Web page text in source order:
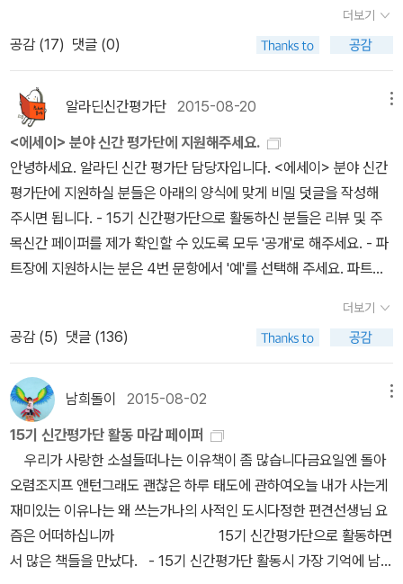
넣어 창조적인 작가로 살기를 바랐던 저자가 보낸 시간 속 세월은 부
침(浮沈)의 인생에 걸맞은 경험이 변주한 음식의 나눔으로 <<밥도
는 소리를 아끼며 지내는 시간이 늘어난 세상살이에 밥을 나누는 일
은 상대와 소통하는 시간이다. 결핍으로 이어지던 시대 썩어가는 생
물을 응용하여 만든 음식으로 이웃들과 나누어 먹던 감자떡의 추억은
그 시대를 함께 지냈던 이들과 이야기 나누며 건네고 싶은 명물이다.
생명적 유기체는 누구든 태어남과 동시에 죽음으로 향하는 여정에
놓여 있음은 부인할 수가 없다. 한두 달이 멀다하고 접하는 부음(訃
音) 중에서도 젊은 생명이 제 빛을 발하기도 전에 세상과 결별하였다
는 소식은 헛헛함에 휩싸이게 한다. 스물 셋에 간암으로 세상을 떠난
정도로 오열하고 있어 비통함은 배가 되었다. 다양한 죽음을 목도하
면서 슬픔에 젖을 때마다 불가항력적인 죽음을 어떻게 받아들이며 살
아가야할지 고민한다. 순연한 흐름으로 죽음을 수용하며 남은 자들을
배려하는 넉넉한 사랑은 전하지 못하더라도 불평을 늘어놓기보다는
푸념을 거두고 현실을 받아들이는 일부터 실천하며 지낸다. 동생
이 태어난 지 오래지 않아 아버지는 서른 중반에 서둘러 이승을 뜨고
말았다. 무엇이 그리 급하였던지 가을걷이를 끝내고 동네 어귀의 다
리에 짐을 부리고 앉아 막걸리 한 순배를 돌리다 쓰러져서는 일어나
지 못하였다고 한다. 동네 어른들은 아버지가 선하여 이를 시샘한 염
라대왕이 서둘러 아버지를 데려간 것이라 둘러댔다. 아버지 빈자리를
채우며 생업에 뛰어든 어머니는 물리적·시간적 한계를 넘어서는 실천
오래도록 기억에 남았다.(223쪽)한마디로 정의할 수는 없지만 한창
과 주인의 품격이 그대로 이어지는 것을, 가지고 있는 것 이상의 자아
는 없다는 것을 확인했던 것도 그 시절이었다.(123쪽) 입은 다물기
위해서 존재하기도 한다는 것을 보여주는, 그 무심한 품위.(143쪽)
글을 쓴다는 것은 사람의 감성을 건드리는 일일 것이다.음악도 그렇
고, 그림도 그렇고, 텔레비전 드라마나 예능도 그럴 것이다.그리고 그
감성의 본질은 멀리 있는 것이 아니라,사람들이 살아가면서 겪는 일
상 생활에서 나온다. 그런 의미에서 '한창훈의 나는 왜 쓰는가'에서 왜
는 것이고,그것만으로도 내 삶 또한 부풀어오르고 윤택해지는 경험을
하게 될 것이라고 믿는다. 겨울이 깊어가자 눈이 잦았고 호수는 얼음
속 같은 눈길을 걸어 새벽 첫차를 탔고 밤 깊어 귀가할 때 다시 눈이
내렸다. 지금은 눈 내리는 호숫가에 머물고 있지만 세상 어느 곳인들
춥지 않은 곳 있겠는가. 더 살고 골똘히 궁리하다보면 살아가는 방법
한구석쯤은 들여다볼 수 있을 것이리라. 그러고 보면 나는 세상을 좀
앞당겨 살아버렸는데 어쨌거나 젊음이 끝나기도 전에 늙음을 기웃거
려보는 것이 소설가의 팔자라고 생각하는 게 그 이유이다. 그런 시간
대를 지나면서 무엇을 배웠느냐고 물어오면 이렇게 대답한다. '아름
답게 늙는 방법을 찾아야 한다는 것.' 그런 나는 찾았을까?(165~166
복해지자고, 느닷없이 어울리자고, 아프니까 청춘이 아니고 덤비니까
청춘이라고 말한다.'작가가 지난 해에 펴낸 책으론 연작소설집 <행복
이라는 말이 없는 나라>(한겨레출판, 2016)가 있었다. 그리고 에세
이로는 개정판 <한창훈의 나는 왜 쓰는가>(교유서가, 2015)가 앞서
나왔던 책이다. 작가의 꾸준한 소출이 애독자들에게는 푸짐한 밥상에
다름 아니다. 매주 세 명씩 이렇게 골라나가다 보면 (간혹 중복 저자
도 생기지만) 올해도 150명을 만나게 된다. '만남'이란 말이 내게 뜻
하는 바이다...17. 01. 02.
닌척 하면 되지 뭐, 그 사람들이 신입회원 호구조사 하겠어?난 내 모
임 책읽기만도 버거운데 여기서 더 추가할 순 없어. 토욜 모임은 홀로
쳐 온 조지오웰의 <나는 왜 쓰는가>와 한창훈의 <나는 왜 쓰는가>를
나란히 두었다. 소설작법이나 글쓰기의 비법을 기대하게 하는 제목이
어서 읽고 나서 왜 제목을 이렇게 붙였나 잠시 멍 했던 책들. 제목은
제목일 뿐 그냥 에세이집이다. 정리한 기념으로 잠시 두 책을 들춰보
는데 우연인듯 첫 이야기가 ‘거지가 아닌 거지‘에 대한 이야기다. 그리
고 <인사이드 르윈>이 보고 싶어졌다. 늦은 오후였다. 우리들 마흔아
홉명은(마흔여덟은 남자고 하나는 여자였다) 스파이크(부랑자 임시
숙소)가 열릴 때까지 대기소인 풀밭에 누워 기다렸다. 너무 피곤해서
에 사제로 만든 담배만 삐죽 내물고 있을 뿐이었다. 머리 위로는 꽃 흐
드러진 밤나무 가지가 드리워져 있었고, 그 위로는 맑은 하늘에 커다
란 양털구름이 거의 움직임 없이 떠 있었다. 그 아해 풀 밭에 흩어져
있는 우리는 도시의 거무죽죽한 쓰레기 같았다. 우리는 풍경을 더럽
히는 존재였다. 바닷가에 흩어져 있는 정어리 통조림이나 종이봉투처
럼. <조지오웰의 나는 왜 쓰는가>9쪽 형의 별명은 '여수의 이외수'였
다. 성능 좋은 세탁기에다 빨아도 제 색깔로 돌아갈 것 같지 않을 정도
로 시커멓게 변한 외투에 떡이 진 머리카락, 땟국이 코팅을 한 얼굴,
새카만 매니큐어를 바른 듯한 손톱, 구멍난 신발의 인물이었다. 사람
들이 흔히 이르기를 거지라 했다. 거지라면 직업의식은 아주 희박했
다. 담배를 구걸하기는 하는데 누가 세 개비를 줘도 한 개비, 한 갑을
가, 엉겅퀴를 넣은 갈칫국에게까지 생각이 미쳤다. 호박과 얼갈이 배
추를 넣고 끓이는 제주도의 갈칫국과 엉겅퀴 된장국을 맛있게 먹은
기억이 있다. 그래서 엉겅퀴를 넣은 갈칫국을 먹어 보진 않았어도 느
낌을 알 수는 있었다. 제주에 가면 동문시장에 갈치를 사서 동네에서
엉겅퀴를 뜯어다 국을 끓여 먹으리라 했었다.막상 제주에 가면 그 곳
에 있는 것만으로 자족해서 끼니 따윈 잊고 그냥 시간이 지나기 일쑤
다. 그저 책과 산책, 멍 때리기. 아마도 나는 <홍합>과 <열여섯의 섬
>을 읽었을 것이다. 집에 이 책들이 꽂혀 있던 것이 기억이 나니까. 그
리고 <나는 왜 쓰는가>와 <내 술상위의 자산어보>는 읽었다. 비교적
최근에 읽었으니까. 그런데 이 모든 것을 뭉떵거려 나에게 한창훈은
'엉겅퀴를 넣어 끓인 갈칫국'으로만 남아 있다. 기억력의 한계이고 내
욕망의 크기가 이만큼이었을 것이다. 이정도가 내가 한창훈에게 가지
고 있던 순정이었다. 한 그릇의 갈칫국. 오늘 <순정>을 읽었다. 언젠
잘하는 구나.하고 눈도장을 찍었던 아이돌 그룹의 소년과 소녀의 사
진이 띠지로 둘러져 있었다. 한창훈이 처음 쓴 시나리오 운운 영화의
원작 운운. 띠지는 넓었고 아이들은 예뻤다. 그 띠지 덕분에 나는 <순
정>이 참 소년소설 스러울 것이라고 생각하고 책을 읽기 시작했다.
주인공들이 고딩이었다. 재밌게 읽었던 이순원의 <19세>가 언뜻 떠
올랐다. <19세>의 주인공도 순정을 가진 소년이었다. 순정이 향한
방향이 다를 뿐. 한국 소설을 읽은지가 얼마나 되었는지 기억이 나지
않는다. 대화에 끼려고 정유정의 책을 몇 권 읽은 것이 다다. 라고 쓰
더보기
공감 (17) 댓글 (0)
알라딘신간평가단 2015-08-20
<에세이> 분야 신간 평가단에 지원해주세요.
안녕하세요. 알라딘 신간 평가단 담당자입니다. <에세이> 분야 신간
평가단에 지원하실 분들은 아래의 양식에 맞게 비밀 덧글을 작성해
주시면 됩니다. - 15기 신간평가단으로 활동하신 분들은 리뷰 및 주
목신간 페이퍼를 제가 확인할 수 있도록 모두 '공개'로 해주세요. - 파
트장에 지원하시는 분은 4번 문항에서 '예'를 선택해 주세요. 파트장
분들도 지원해주셔도 좋습니다 :) 단, 파트장 지원 여부가 당락에 결
정을 미치지는 않습니다. ========================
======================================
=============================== 1. 간단한 소
개 및 하고 싶은 말을 남겨 주세요.2. 최근 작성한 리뷰 주소를 남겨
주세요. (리뷰 주소를 남기지 않을 경우 선정에서 제외됩니다. 반드
시 '가장 최근' 리뷰가 아니어도 됩니다.)3. 15기 신간평가단으로 활
동하셨나요? (예/아니오)4. <에세이> 분야 파트장으로 지원하시겠
습니까? (예/아니오) ==========================
======================================
=============================신청 기간 : 8월
더보기
공감 (5) 댓글 (136)
남희돌이 2015-08-02
15기 신간평가단 활동 마감 페이퍼
우리가 사랑한 소설들떠나는 이유책이 좀 많습니다금요일엔 돌아
오렴조지프 앤턴그래도 괜찮은 하루 태도에 관하여오늘 내가 사는게
재미있는 이유나는 왜 쓰는가나의 사적인 도시다정한 편견선생님 요
즘은 어떠하십니까 15기 신간평가단으로 활동하면
서 많은 책들을 만났다. - 15기 신간평가단 활동시 가장 기억에 남았